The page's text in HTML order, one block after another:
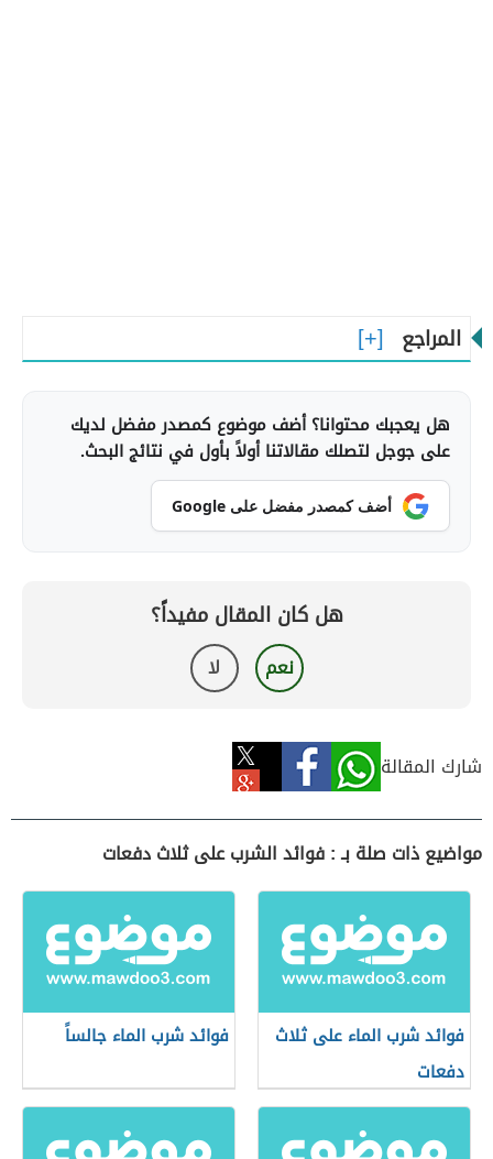
المراجع
هل يعجبك محتوانا؟ أضف موضوع كمصدر مفضل لديك
على جوجل لتصلك مقالاتنا أولاً بأول في نتائج البحث.
أضف كمصدر مفضل على Google
هل كان المقال مفيداً؟
نعم لا
شارك المقالة
مواضيع ذات صلة بـ : فوائد الشرب على ثلاث دفعات
فوائد شرب الماء على ثلاث
دفعات
فوائد شرب الماء جالساً